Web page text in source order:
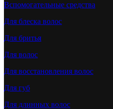
Вспомогательные средства
Для блеска волос
Для бритья
Для волос
Для восстановления волос
Для губ
Для длинных волос